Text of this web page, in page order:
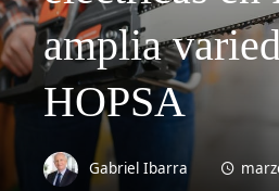
amplia
HOPSA
Gabriel Ibarra